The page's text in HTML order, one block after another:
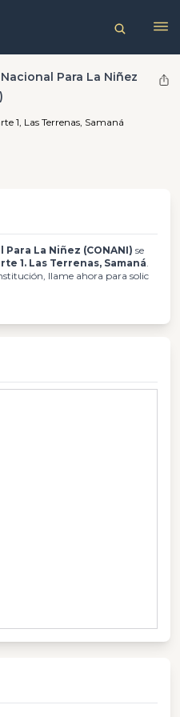
Para La Niñez
1, Las Terrenas, Samaná
La Niñez (CONANI) se
1. Las Terrenas, Samaná.
llame ahora para solic